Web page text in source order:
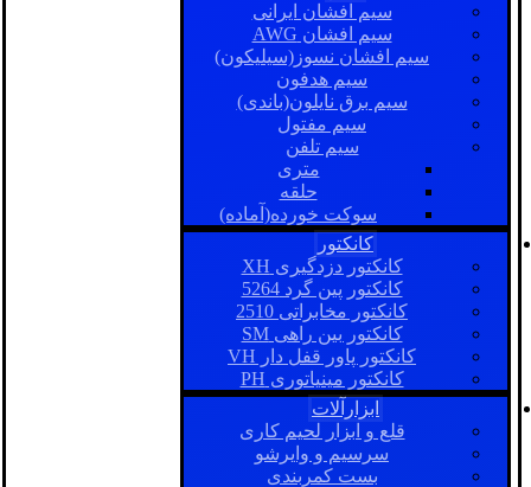
سیم افشان ایرانی
سیم افشان AWG
سیم افشان نسوز(سیلیکون)
سیم هدفون
سیم برق نایلون(باندی)
سیم مفتول
سیم تلفن
متری
حلقه
سوکت خورده(آماده)
کانکتور
کانکتور دزدگیری XH
کانکتور پین گرد 5264
کانکتور مخابراتی 2510
کانکتور بین راهی SM
کانکتور پاور قفل دار VH
کانکتور مینیاتوری PH
ابزارآلات
قلع و ابزار لحیم کاری
سرسیم و وایرشو
بست کمربندی